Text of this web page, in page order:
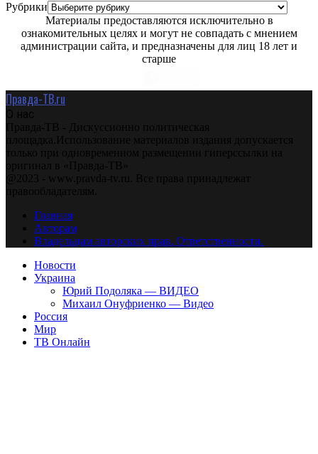
Рубрики
Материалы предоставляются исключительно в
ознакомительных целях и могут не совпадать с мнением
администрации сайта, и предназначены для лиц 18 лет и
старше
Правда-ТВ.ru
О нас
Правда-ТВ - Дискуссионно политическая
площадка.Использование материалов издания допускается
только при одновременном размещении гиперссылки на
оригинал в «Правда-ТВ»
@2023 - www.pravda-tv.ru. Все права принадлежат
правообладателям.
Главная
Авторам
Владельцам авторских прав. Ответственности.
Новости
Украина
Юрий Подоляка — ВИДЕО
Михаил Онуфриенко — Видео
Россия
Мир
ТВ Онлайн